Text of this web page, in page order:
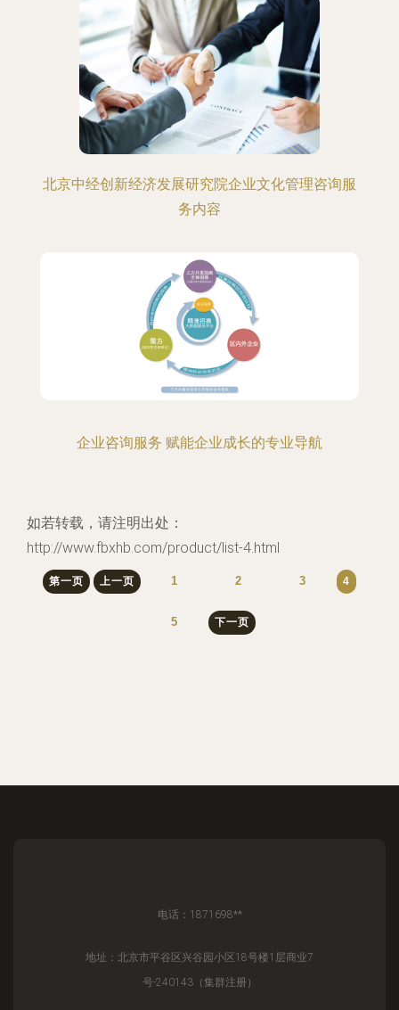
北京中经创新经济发展研究院企业文化管理咨询服
务内容
企业咨询服务 赋能企业成长的专业导航
如若转载，请注明出处：
http://www.fbxhb.com/product/list-4.html
第一页 上一页 1 2 3 4
5 下一页
电话：1871698**
地址：北京市平谷区兴谷园小区18号楼1层商业7
号-240143（集群注册）